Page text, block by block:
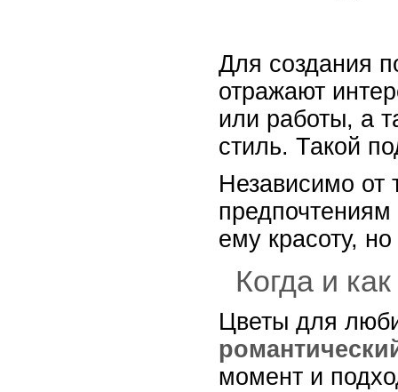
Для создания
отражают
или работы, а
стиль. Такой
Независимо от
ему красоту,
Когда и
Цветы для
момент и